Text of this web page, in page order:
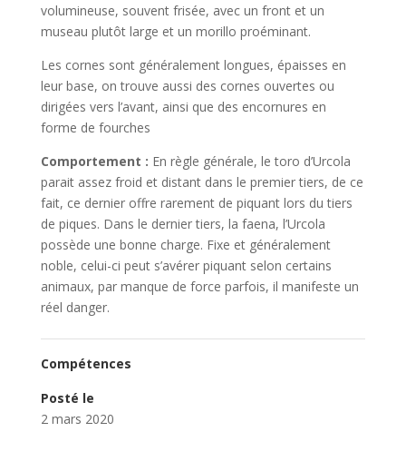
volumineuse, souvent frisée, avec un front et un
museau plutôt large et un morillo proéminant.
Les cornes sont généralement longues, épaisses en
leur base, on trouve aussi des cornes ouvertes ou
dirigées vers l’avant, ainsi que des encornures en
forme de fourches
Comportement : En règle générale, le toro d’Urcola
parait assez froid et distant dans le premier tiers, de ce
fait, ce dernier offre rarement de piquant lors du tiers
de piques. Dans le dernier tiers, la faena, l’Urcola
possède une bonne charge. Fixe et généralement
noble, celui-ci peut s’avérer piquant selon certains
animaux, par manque de force parfois, il manifeste un
réel danger.
Compétences
Posté le
2 mars 2020